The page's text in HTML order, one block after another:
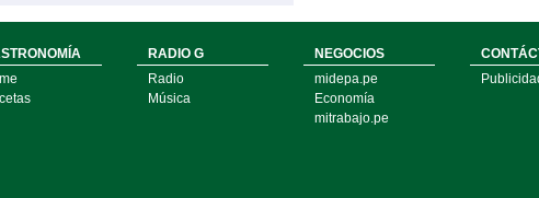
RADIO G
Radio
Música
NEGOCIOS
midepa.pe
Economía
mitrabajo.pe